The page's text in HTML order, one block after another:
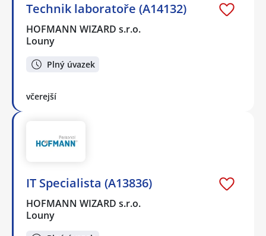
Technik laboratoře (A14132)
HOFMANN WIZARD s.r.o.
Louny
Plný úvazek
včerejší
IT Specialista (A13836)
HOFMANN WIZARD s.r.o.
Louny